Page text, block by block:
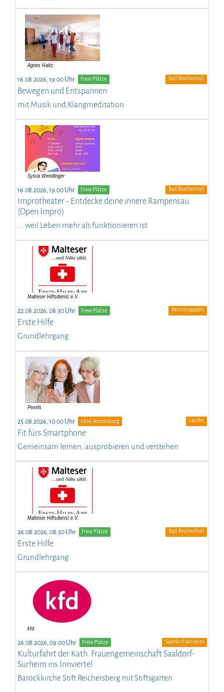
16.08.2026, 19:00 Uhr Freie Plätze Bad Reichenhall
Bewegen und Entspannen
mit Musik und Klangmeditation
16.08.2026, 19:00 Uhr Freie Plätze Bad Reichenhall
Improtheater - Entdecke deine innere Rampensau
(Open Impro)
... weil Leben mehr als funktionieren ist.
22.08.2026, 08:30 Uhr Freie Plätze Berchtesgaden
Erste Hilfe
Grundlehrgang
25.08.2026, 10:00 Uhr ohne Anmeldung Laufen
Fit fürs Smartphone
Gemeinsam lernen, ausprobieren und verstehen
26.08.2026, 08:30 Uhr Freie Plätze Bad Reichenhall
Erste Hilfe
Grundlehrgang
26.08.2026, 09:00 Uhr Freie Plätze Saaldorf-Surheim
Kulturfahrt der Kath. Frauengemeinschaft Saaldorf-
Surheim ins Innviertel
Barockkirche Stift Reichersberg mit Stiftsgarten